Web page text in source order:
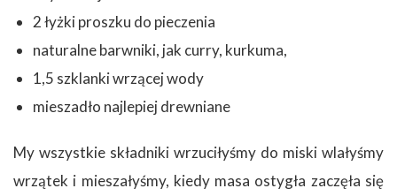
2 łyżki proszku do pieczenia
naturalne barwniki, jak curry, kurkuma,
1,5 szklanki wrzącej wody
mieszadło najlepiej drewniane
My wszystkie składniki wrzuciłyśmy do miski wlałyśmy
wrzątek i mieszałyśmy, kiedy masa ostygła zaczęła się